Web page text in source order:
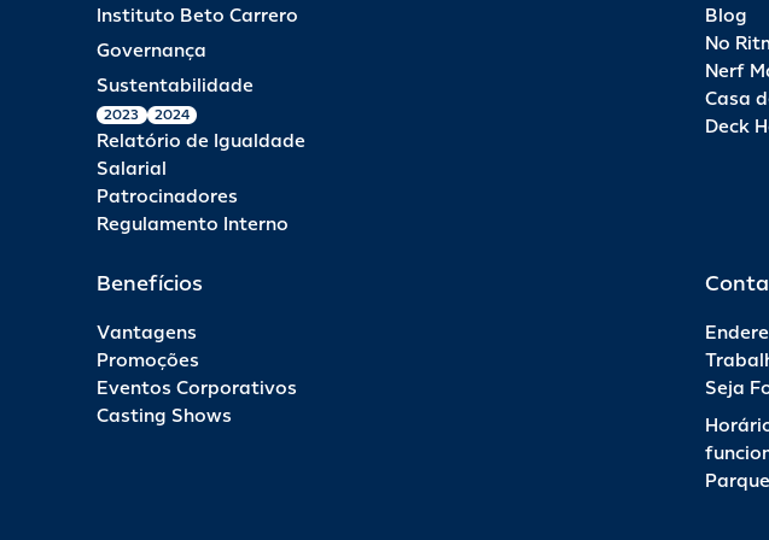
Instituto Beto Carrero
Governança
Sustentabilidade
2023 2024
Relatório de Igualdade
Salarial
Patrocinadores
Regulamento Interno
Blog
No
Nerf
Casa
Deck
Benefícios
Vantagens
Promoções
Eventos Corporativos
Casting Shows
Seja